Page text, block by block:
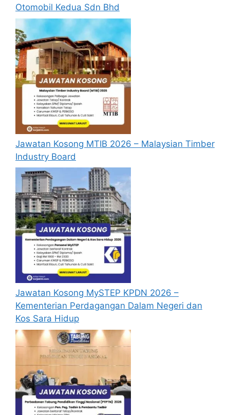
Otomobil Kedua Sdn Bhd
Jawatan Kosong MTIB 2026 – Malaysian Timber
Industry Board
Jawatan Kosong MySTEP KPDN 2026 –
Kementerian Perdagangan Dalam Negeri dan
Kos Sara Hidup